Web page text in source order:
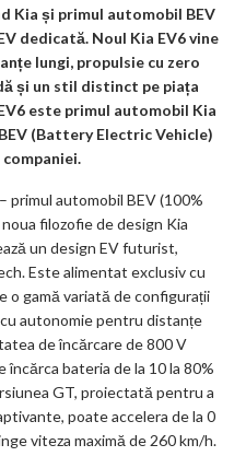
o
o
k
m
ks
Kia și primul automobil BEV
dedicată. Noul Kia EV6 vine
lungi, propulsie cu zero
și un stil distinct pe piața
este primul automobil Kia
(Battery Electric Vehicle)
primul automobil BEV (100%
filozofie de design Kia
un design EV futurist,
Este alimentat exclusiv cu
o gamă variată de configurații
autonomie pentru distanțe
de încărcare de 800 V
încărca bateria de la 10 la 80%
GT, proiectată pentru a
poate accelera de la 0
viteza maximă de 260 km/h.